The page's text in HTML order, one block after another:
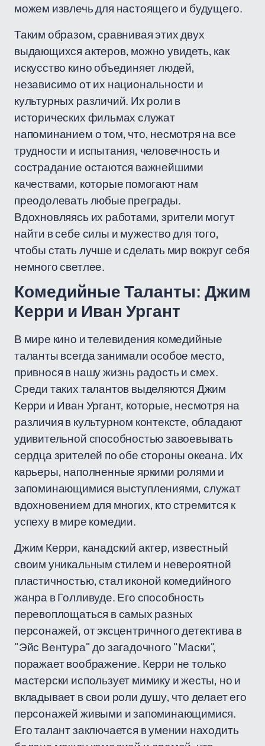
можем извлечь для настоящего и будущего.
Таким образом, сравнивая этих двух
выдающихся актеров, можно увидеть, как
искусство кино объединяет людей,
независимо от их национальности и
культурных различий. Их роли в
исторических фильмах служат
напоминанием о том, что, несмотря на все
трудности и испытания, человечность и
сострадание остаются важнейшими
качествами, которые помогают нам
преодолевать любые преграды.
Вдохновляясь их работами, зрители могут
найти в себе силы и мужество для того,
чтобы стать лучше и сделать мир вокруг себя
немного светлее.
Комедийные Таланты: Джим
Керри и Иван Ургант
В мире кино и телевидения комедийные
таланты всегда занимали особое место,
привнося в нашу жизнь радость и смех.
Среди таких талантов выделяются Джим
Керри и Иван Ургант, которые, несмотря на
различия в культурном контексте, обладают
удивительной способностью завоевывать
сердца зрителей по обе стороны океана. Их
карьеры, наполненные яркими ролями и
запоминающимися выступлениями, служат
вдохновением для многих, кто стремится к
успеху в мире комедии.
Джим Керри, канадский актер, известный
своим уникальным стилем и невероятной
пластичностью, стал иконой комедийного
жанра в Голливуде. Его способность
перевоплощаться в самых разных
персонажей, от эксцентричного детектива в
"Эйс Вентура" до загадочного "Маски",
поражает воображение. Керри не только
мастерски использует мимику и жесты, но и
вкладывает в свои роли душу, что делает его
персонажей живыми и запоминающимися.
Его талант заключается в умении находить